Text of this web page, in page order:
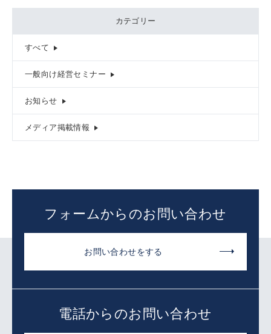
カテゴリー
すべて
一般向け経営セミナー
お知らせ
メディア掲載情報
フォームからのお問い合わせ
お問い合わせをする
電話からのお問い合わせ